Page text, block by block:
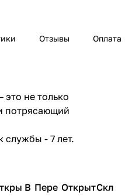
Отзывы Оплата
не только
потрясающий
службы - 7 лет.
В Пере ОткрытСкл